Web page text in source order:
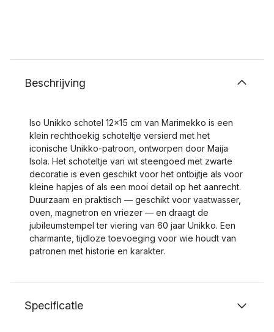
Beschrijving
Iso Unikko schotel 12x15 cm van Marimekko is een
klein rechthoekig schoteltje versierd met het
iconische Unikko-patroon, ontworpen door Maija
Isola. Het schoteltje van wit steengoed met zwarte
decoratie is even geschikt voor het ontbijtje als voor
kleine hapjes of als een mooi detail op het aanrecht.
Duurzaam en praktisch — geschikt voor vaatwasser,
oven, magnetron en vriezer — en draagt de
jubileumstempel ter viering van 60 jaar Unikko. Een
charmante, tijdloze toevoeging voor wie houdt van
patronen met historie en karakter.
Specificatie